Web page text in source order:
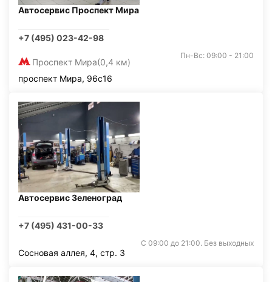
Автосервис Проспект Мира
+7 (495) 023-42-98
Проспект Мира(0,4 км)
Пн-Вс: 09:00 - 21:00
проспект Мира, 96с16
Автосервис Зеленоград
+7 (495) 431-00-33
С 09:00 до 21:00. Без выходных
Сосновая аллея, 4, стр. 3